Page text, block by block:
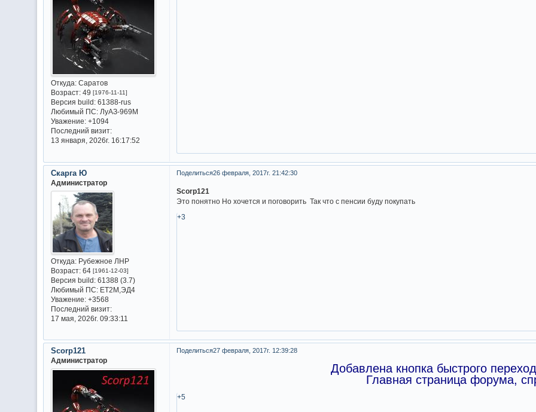
Откуда:Саратов
Возраст:49 [1976-11-11]
Версия build:61388-rus
Любимый ПС:ЛуАЗ-969М
Уважение: +1094
Последний визит:
13 января, 2026г. 16:17:52
Поделиться26 февраля, 2017г. 21:42:30
Скарга Ю
Администратор
Откуда:Рубежное ЛНР
Возраст:64 [1961-12-03]
Версия build:61388 (3.7)
Любимый ПС:ET2M,ЭД4
Уважение: +3568
Последний визит:
17 мая, 2026г. 09:33:11
Scorp121
Это понятно Но хочется и поговорить Так что с пенсии буду покупать
+3
Поделиться27 февраля, 2017г. 12:39:28
Scorp121
Администратор
Добавлена кнопка быстрого
Главная страница форума,
+5